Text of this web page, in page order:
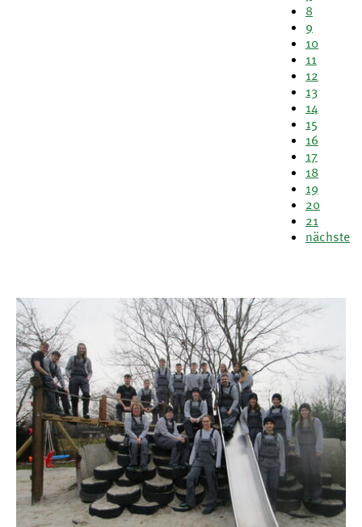
8
9
10
11
12
13
14
15
16
17
18
19
20
21
nächste